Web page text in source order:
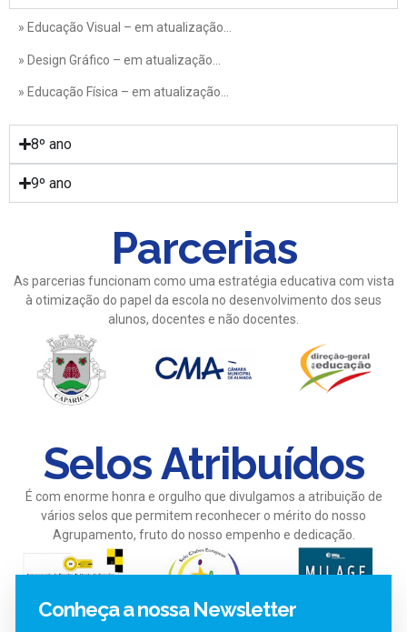
» Educação Visual – em atualização…
» Design Gráfico – em atualização…
» Educação Física – em atualização…
8º ano
9º ano
Parcerias
As parcerias funcionam como uma estratégia educativa com vista
à otimização do papel da escola no desenvolvimento dos seus
alunos, docentes e não docentes.
Selos Atribuídos
É com enorme honra e orgulho que divulgamos a atribuição de
vários selos que permitem reconhecer o mérito do nosso
Agrupamento, fruto do nosso empenho e dedicação.
Conheça a nossa Newsletter